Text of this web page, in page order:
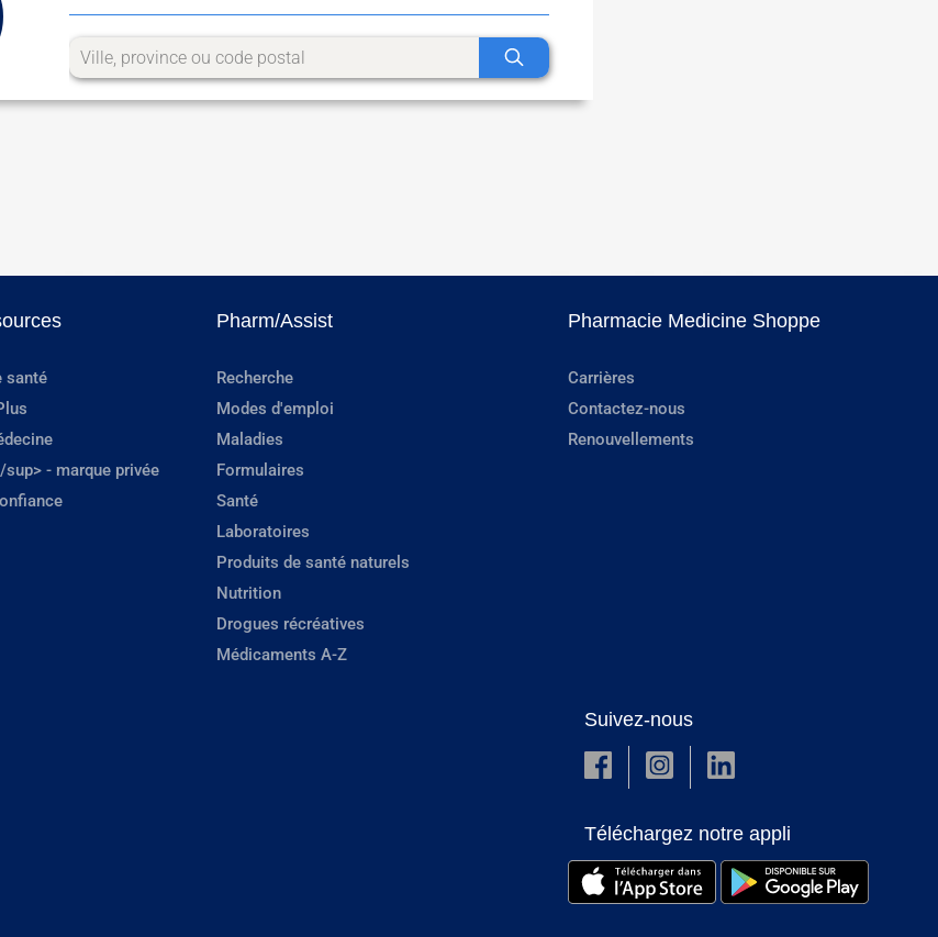
santé
- marque privée
Pharm/Assist
Recherche
Modes d'emploi
Maladies
Formulaires
Santé
Laboratoires
Produits de santé naturels
Nutrition
Drogues récréatives
Médicaments A-Z
Pharmacie Medicine Shoppe
Carrières
Contactez-nous
Renouvellements
Suivez-nous
Téléchargez notre appli